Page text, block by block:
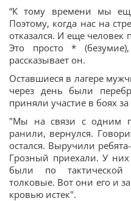
“К тому времени мы
Поэтому, когда нас на
отказался. И еще
Это просто *
рассказывает он.
Оставшиеся в лагере
через день были
приняли участие в боях
"Мы на связи с одним
ранили, вернулся.
остался. Выручили
Грозный приехали. У
были по
толковые. Вот они его и
кровью истек".